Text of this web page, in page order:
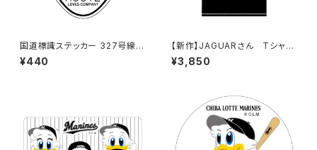
国道標識ステッカー 327号線
（ホワイト）
¥440
【新作】JAGUARさん Tシャツ
（HELLO JAGUAR）Black
¥3,850